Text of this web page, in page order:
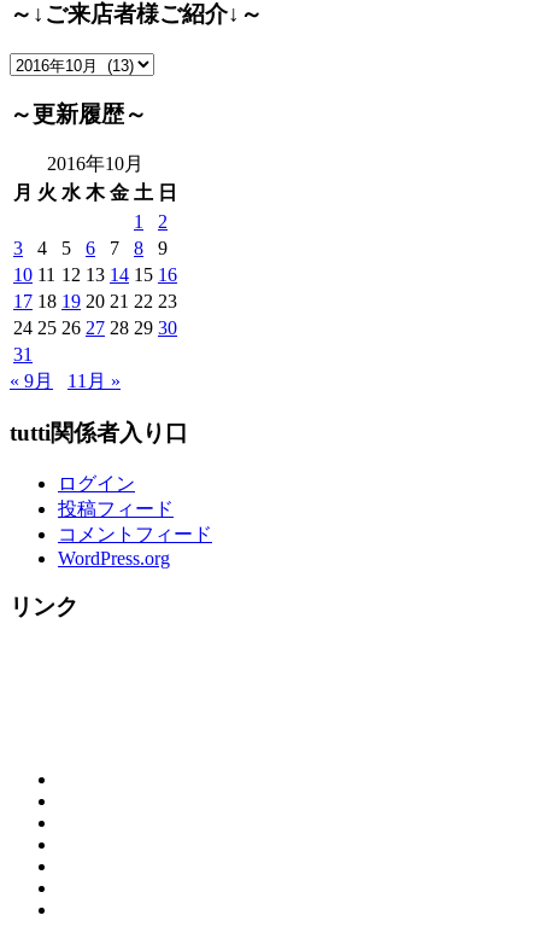
～↓ご来店者様ご紹介↓～
～
ご
者
ご
紹
介
↓
～
～更新履歴～
2016年10月
月 火 水 木 金 土 日
1
2
3
4 5 6 7 8
9
10 11 12 13 14 15 16
17 18 19 20 21 22 23
24 25 26 27 28 29 30
31
« 9月
11月 »
tutti関係者入り口
ログイン
投稿フィード
コメントフィード
WordPress.org
リンク